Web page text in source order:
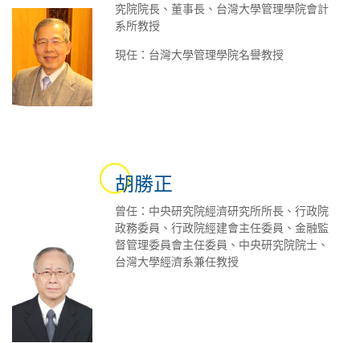
究院院長、董事長、台灣大學管理學院會計
系所教授
現任：台灣大學管理學院名譽教授
胡勝正
曾任：中央研究院經濟研究所所長、行政院
政務委員、行政院經建會主任委員、金融監
督管理委員會主任委員、中央研究院院士、
台灣大學經濟系兼任教授